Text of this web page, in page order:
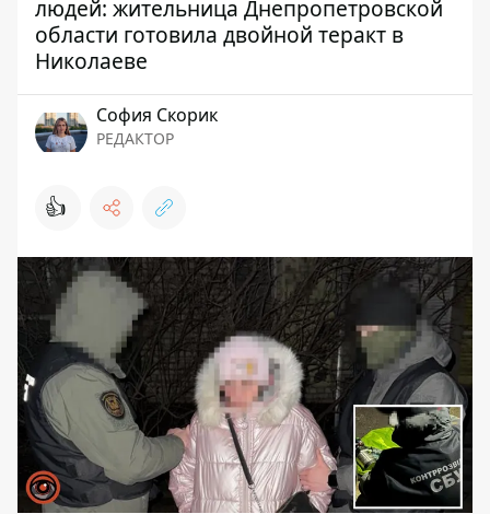
людей: жительница Днепропетровской
области готовила двойной теракт в
Николаеве
София Скорик
РЕДАКТОР
👍